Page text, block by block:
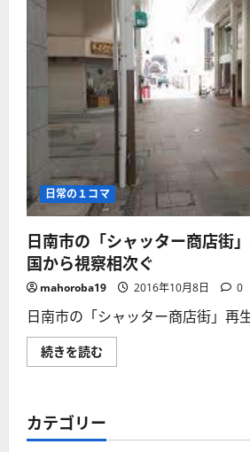
日常の１コマ
日南市の「シャッター商店街
国から視察相次ぐ
mahoroba19 2016年10月8日 0
日南市の「シャッター商店街」再
続きを読む
南
ッ
タ
カテゴリー